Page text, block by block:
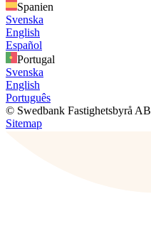
Spanien
Svenska
English
Español
Portugal
Svenska
English
Português
© Swedbank Fastighetsbyrå AB
Sitemap